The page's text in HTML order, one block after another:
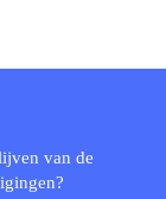
van de